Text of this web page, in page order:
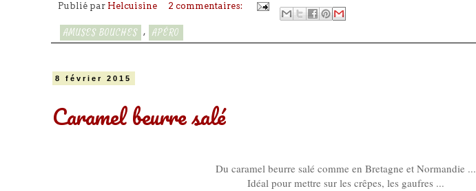
Publié par Helcuisine 2 commentaires:
AMUSES BOUCHES , APÉRO
8 février 2015
Caramel beurre salé
Du caramel beurre salé comme en Bretagne et Normandie ...
Idéal pour mettre sur les crêpes, les gaufres ...